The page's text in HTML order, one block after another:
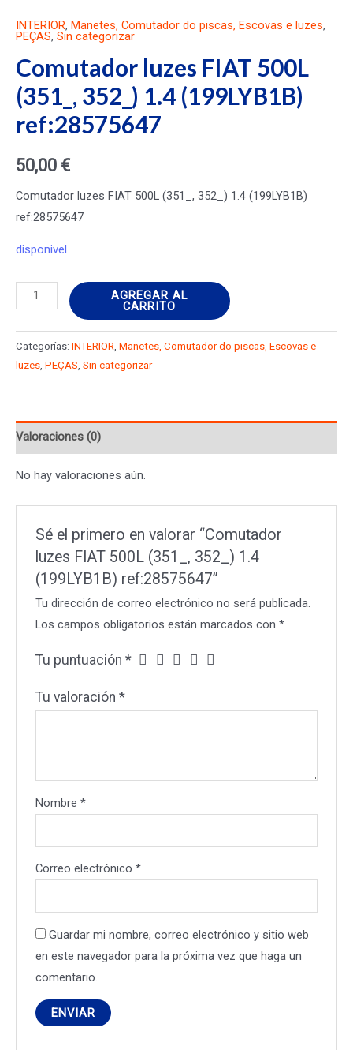
INTERIOR, Manetes, Comutador do piscas, Escovas e luzes,
PEÇAS, Sin categorizar
Comutador luzes FIAT 500L
(351_, 352_) 1.4 (199LYB1B)
ref:28575647
50,00 €
Comutador luzes FIAT 500L (351_, 352_) 1.4 (199LYB1B)
ref:28575647
disponivel
Comutador
luzes
FIAT
500L
1.4
(199LYB1B)
cantidad
AGREGAR AL
CARRITO
Categorías: INTERIOR Manetes, Comutador do piscas, Escovas e
luzes PEÇAS Sin categorizar
Valoraciones (0)
No hay valoraciones aún.
Sé el primero en valorar “Comutador
luzes FIAT 500L (351_, 352_) 1.4
(199LYB1B) ref:28575647”
Tu dirección de correo electrónico no será publicada.
Los campos obligatorios están marcados con*
Tu puntuación*
Tu valoración*
Nombre*
Correo electrónico*
Guardar mi nombre, correo electrónico y sitio web
en este navegador para la próxima vez que haga un
comentario.